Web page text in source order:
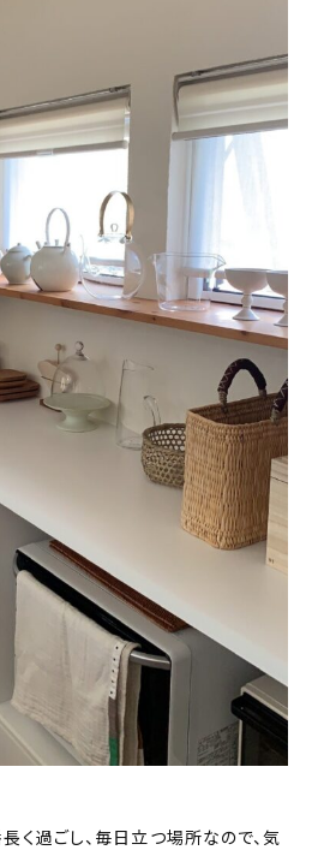
く過ごし、毎日立つ場所なので、気